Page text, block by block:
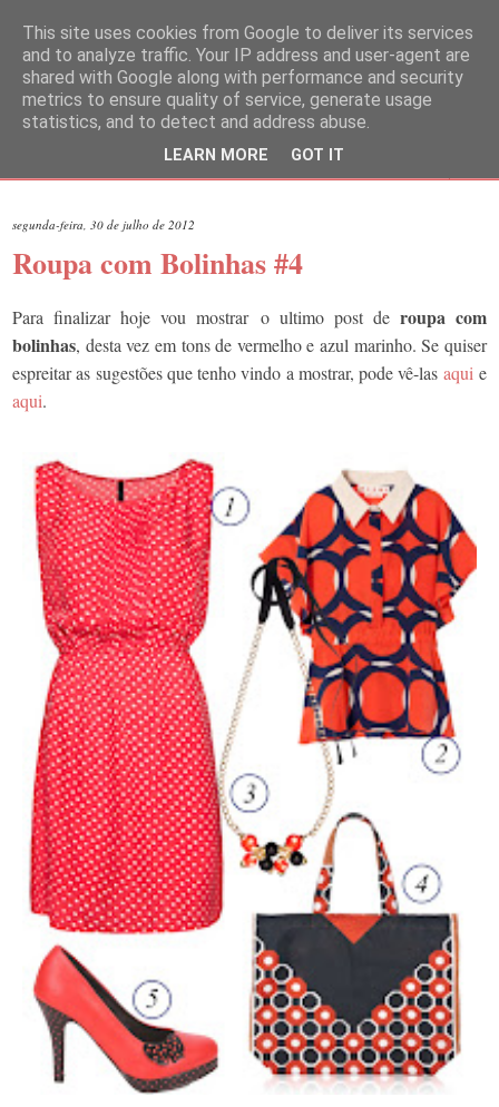
segunda-feira, 30 de julho de 2012
Roupa com Bolinhas #4
Para finalizar hoje vou mostrar o ultimo post de roupa com
bolinhas, desta vez em tons de vermelho e azul marinho. Se quiser
espreitar as sugestões que tenho vindo a mostrar, pode vê-las aquie
aqui.
This site uses cookies from Google to deliver its services
and to analyze traffic. Your IP address and user-agent are
shared with Google along with performance and security
metrics to ensure quality of service, generate usage
statistics, and to detect and address abuse.
LEARN MORE GOT IT